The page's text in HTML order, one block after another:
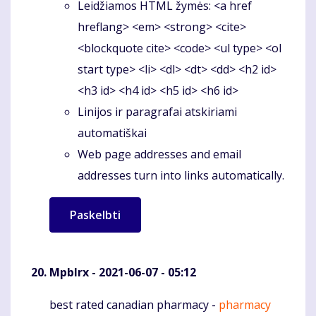
Leidžiamos HTML žymės: <a href
hreflang> <em> <strong> <cite>
<blockquote cite> <code> <ul type> <ol
start type> <li> <dl> <dt> <dd> <h2 id>
<h3 id> <h4 id> <h5 id> <h6 id>
Linijos ir paragrafai atskiriami
automatiškai
Web page addresses and email
addresses turn into links automatically.
Mpblrx - 2021-06-07 - 05:12
Komentaras
best rated canadian pharmacy - pharmacy